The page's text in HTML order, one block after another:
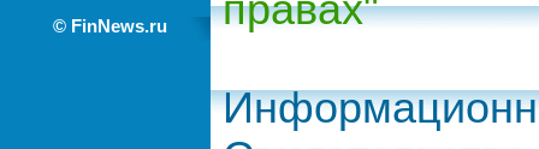
© FinNews.ru
правах"